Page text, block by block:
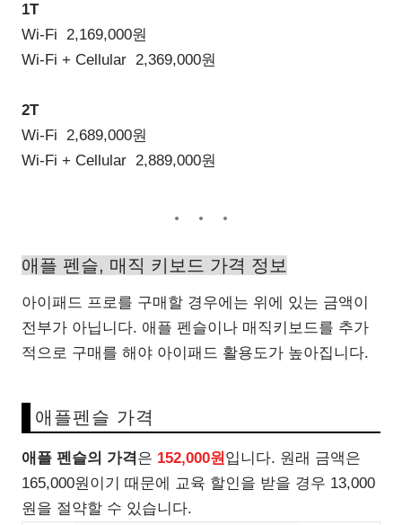
1T
Wi-Fi 2,169,000원
Wi-Fi + Cellular 2,369,000원
2T
Wi-Fi 2,689,000원
Wi-Fi + Cellular 2,889,000원
애플 펜슬, 매직 키보드 가격 정보
아이패드 프로를 구매할 경우에는 위에 있는 금액이
전부가 아닙니다. 애플 펜슬이나 매직키보드를 추가
적으로 구매를 해야 아이패드 활용도가 높아집니다.
애플펜슬 가격
애플 펜슬의 가격은 152,000원 입니다. 원래 금액은
165,000원이기 때문에 교육 할인을 받을 경우 13,000
원을 절약할 수 있습니다.